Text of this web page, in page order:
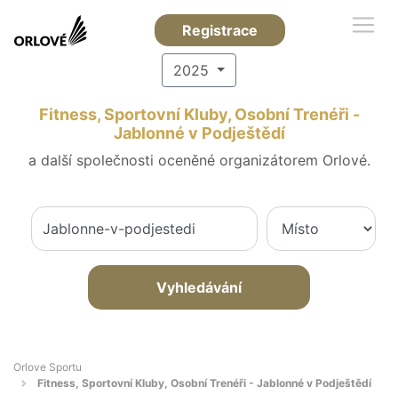
Registrace
2025
Fitness, Sportovní Kluby, Osobní Trenéři -
Jablonné v Podještědí
a další společnosti oceněné organizátorem Orlové.
Vyhledávání
Orlove Sportu
Fitness, Sportovní Kluby, Osobní Trenéři - Jablonné v Podještědí